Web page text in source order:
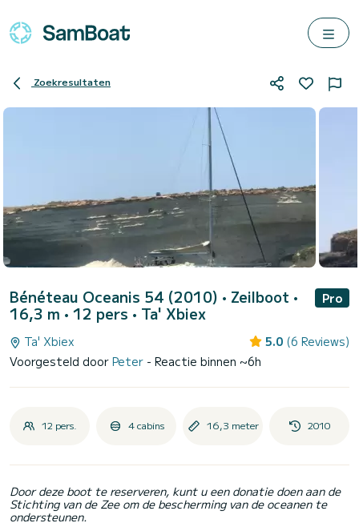
Zoekresultaten
Bénéteau Oceanis 54 (2010) • Zeilboot •
16,3 m • 12 pers • Ta' Xbiex
Pro
Ta' Xbiex 5.0 (6 Reviews)
Voorgesteld door Peter - Reactie binnen ~6h
12 pers. 4 cabins 16,3 meter 2010
Door deze boot te reserveren, kunt u een donatie doen aan de
Stichting van de Zee om de bescherming van de oceanen te
ondersteunen.